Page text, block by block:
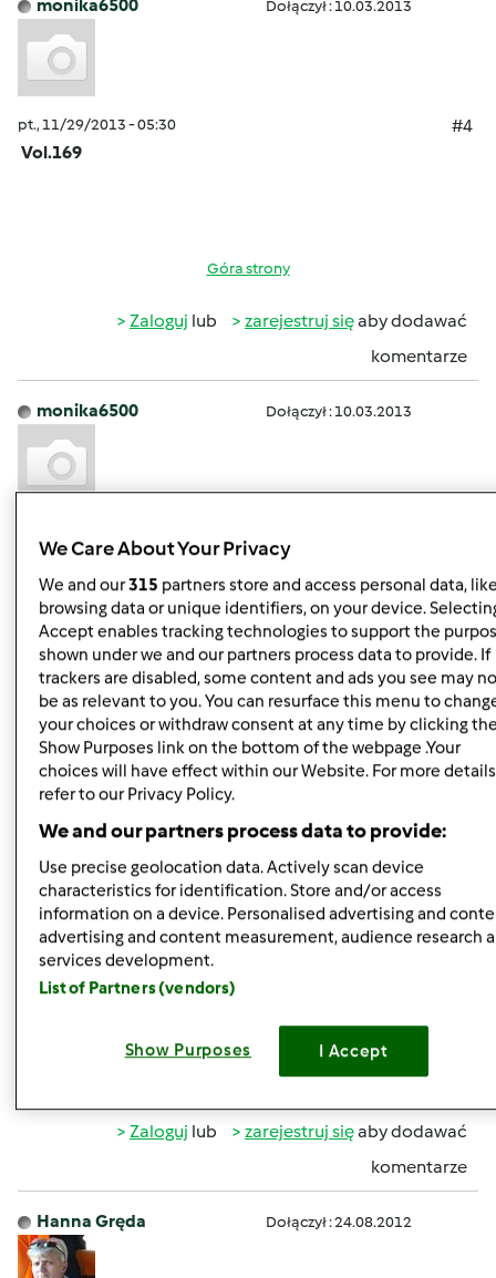
monika6500 Dołączył : 10.03.2013
pt., 11/29/2013 - 05:30
#4
Vol.169
Góra strony
Zaloguj lub zarejestruj sięaby dodawać
komentarze
monika6500 Dołączył : 10.03.2013
Vol.170
Góra strony
Zalogujlub zarejestruj sięaby dodawać
komentarze
pt., 11/29/2013 - 05:44
#6
Vol.171
Góra strony
Zaloguj lub zarejestruj sięaby dodawać
komentarze
Hanna Gręda Dołączył : 24.08.2012
We Care About Your Privacy
We and our315 partners store and access personal data,
browsing data or unique identifiers, on your device.
Accept enables tracking technologies to support the
shown under we and our partners process data to provide. If
trackers are disabled, some content and ads you see may
be as relevant to you. You can resurface this menu to
your choices or withdraw consent at any time by clicking
Show Purposes link on the bottom of the webpage .Your
choices will have effect within our Website. For more
refer to our Privacy Policy.
We and our partners process data to provide:
Use precise geolocation data. Actively scan device
characteristics for identification. Store and/or access
information on a device. Personalised advertising and
advertising and content measurement, audience research
services development.
List of Partners (vendors)
Show Purposes I Accept